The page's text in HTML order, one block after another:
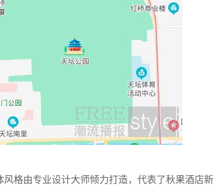
格由专业设计大师倾力打造，代表了秋果酒店新